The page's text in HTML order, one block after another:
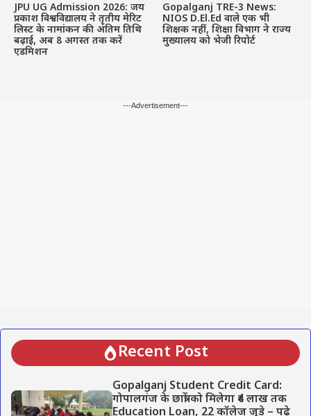
JPU UG Admission 2026: जय
प्रकाश विश्वविद्यालय ने तृतीय मेरिट
लिस्ट के नामांकन की अंतिम तिथि
बढ़ाई, अब 8 अगस्त तक करें
एडमिशन
Gopalganj TRE-3 News:
NIOS D.El.Ed वाले एक भी
शिक्षक नहीं, शिक्षा विभाग ने राज्य
मुख्यालय को भेजी रिपोर्ट
---Advertisement---
Recent Post
Gopalganj Student Credit Card:
गोपालगंज के छात्रों को मिलेगा ₹4 लाख तक
Education Loan, 22 कॉलेज जुड़े – पढ़े